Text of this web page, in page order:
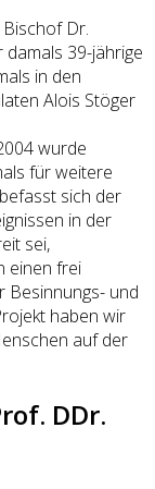
Dr.
39-jährige
in den
Alois Stöger
wurde
für weitere
sich der
in der
sei,
einen frei
Besinnungs- und
haben wir
auf der
DDr.